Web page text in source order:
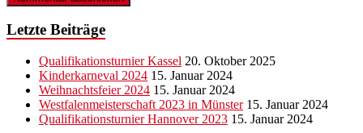
Letzte Beiträge
Qualifikationsturnier Kassel 20. Oktober 2025
Kinderkarneval 2024 15. Januar 2024
Weihnachtsfeier 2024 15. Januar 2024
Westfalenmeisterschaft 2023 in Münster 15. Januar 2024
Qualifikationsturnier Hannover 2023 15. Januar 2024